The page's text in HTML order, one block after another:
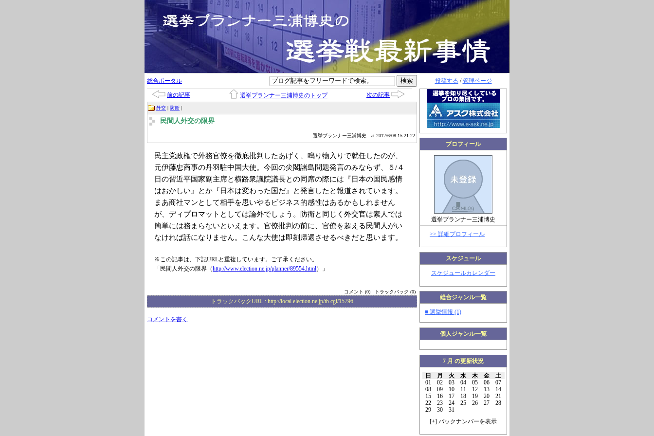
投稿する /管理ページ
プロフィール
選挙プランナー三浦博史
>> 詳細プロフィール
スケジュール
スケジュールカレンダー
総合ジャンル一覧
■ 選挙情報 (1)
個人ジャンル一覧
7 月 の更新状況
日 月 火 水 木 金
土
01
02 03 04 05 06
07
08
09 10 11 12 13
14
15
16 17 18 19 20
21
22
23 24 25 26 27
28
29
30
31
[+] バックナンバーを表示
総合ポータル
前の記事 選挙プランナー三浦博史のトップ 次の記事
外交 | 防衛 |
民間人外交の限界
選挙プランナー三浦博史 at 2012/6/08 15:21:22
民主党政権で外務官僚を徹底批判したあげく、鳴り物入りで就任したのが、
元伊藤忠商事の丹羽駐中国大使。今回の尖閣諸島問題発言のみならず、５/４
日の習近平国家副主席と横路衆議院議長との同席の際には『日本の国民感情
はおかしい』とか『日本は変わった国だ』と発言したと報道されています。
まあ商社マンとして相手を思いやるビジネス的感性はあるかもしれません
が、ディプロマットとしては論外でしょう。防衛と同じく外交官は素人では
簡単には務まらないといえます。官僚批判の前に、官僚を超える民間人がい
なければ話になりません。こんな大使は即刻帰還させるべきだと思います。
※この記事は、下記URLと重複しています。ご了承ください。
「民間人外交の限界（http://www.election.ne.jp/planner/89554.html）」
コメント (0) トラックバック (0)
トラックバックURL : http://local.election.ne.jp/tb.cgi/15796
コメントを書く